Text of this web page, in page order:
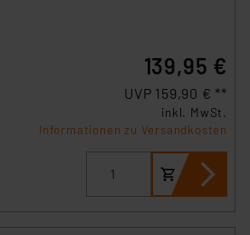
139,95 €
UVP 159,90 € **
inkl. MwSt.
Informationen zu Versandkosten